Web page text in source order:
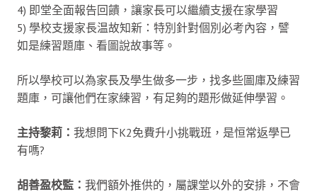
4) 即堂全面報告回饋，讓家長可以繼續支援在家學習
5) 學校支援家長温故知新：特別針對個別必考內容，譬
如是練習題庫、看圖說故事等。
所以學校可以為家長及學生做多一步，找多些圖庫及練習
題庫，可讓他們在家練習，有足夠的題形做延伸學習。
主持黎莉： 我想問下K2免費升小挑戰班，是恒常返學已
有嗎?
胡善盈校監： 我們額外推供的，屬課堂以外的安排，不會